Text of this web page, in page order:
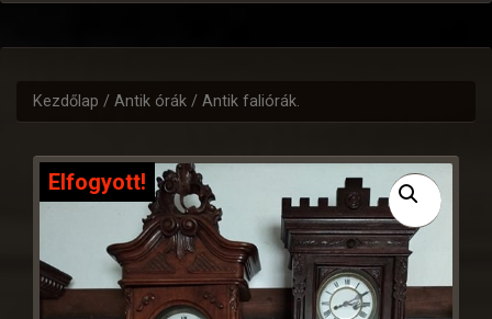
Kezdőlap / Antik órák / Antik faliórák.
Elfogyott!